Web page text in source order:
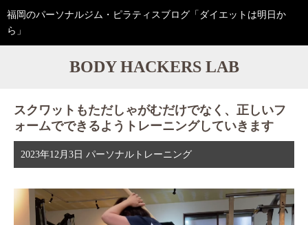
福岡のパーソナルジム・ピラティスブログ「ダイエットは明日か
ら」
BODY HACKERS LAB
スクワットもただしゃがむだけでなく、正しいフ
ォームでできるようトレーニングしていきます
2023年12月3日 パーソナルトレーニング
画